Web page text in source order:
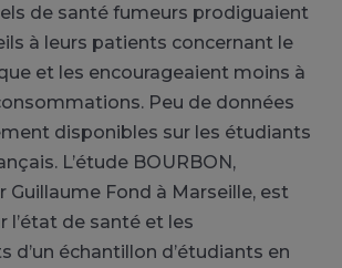
de santé fumeurs prodiguaient
à leurs patients concernant le
et les encourageaient moins à
Peu de données
disponibles sur les étudiants
L’étude BOURBON,
Guillaume Fond à Marseille, est
l’état de santé et les
d’un échantillon d’étudiants en